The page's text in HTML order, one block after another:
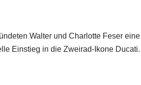
Walter und Charlotte Feser eine
Einstieg in die Zweirad-Ikone Ducati.